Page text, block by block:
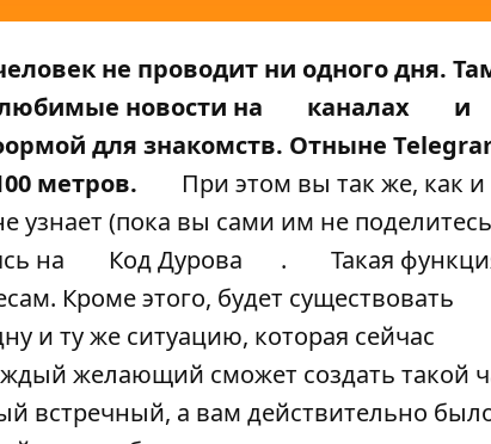
не проводит ни одного дня.
новости на
каналах
и
для знакомств. Отныне
метров.
При этом вы так же, как и
(пока вы сами им не
на Код Дурова .
Такая
Кроме этого, будет существовать
и ту же ситуацию, которая сейчас
желающий сможет создать такой
встречный, а вам действительно